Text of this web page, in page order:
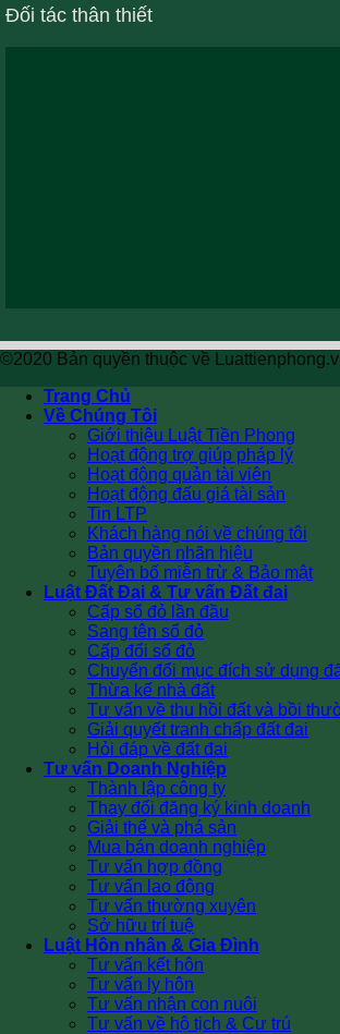
Đối tác thân thiết
©2020 Bản quyền thuộc về
Trang Chủ
Về Chúng Tôi
Giới thiệu Luật Tiền Phong
Hoạt động trợ giúp pháp lý
Hoạt động quản tài viên
Hoạt động đấu giá tài sản
Tin LTP
Khách hàng nói về chúng tôi
Bản quyền nhãn hiệu
Tuyên bố miễn trừ & Bảo mật
Luật Đất Đai & Tư vấn Đất đai
Cấp sổ đỏ lần đầu
Sang tên sổ đỏ
Cấp đổi sổ đỏ
Chuyển đổi mục đích sử dụng
Thừa kế nhà đất
Tư vấn về thu hồi đất và bồi
Giải quyết tranh chấp đất đai
Hỏi đáp về đất đai
Tư vấn Doanh Nghiệp
Thành lập công ty
Thay đổi đăng ký kinh doanh
Giải thể và phá sản
Mua bán doanh nghiệp
Tư vấn hợp đồng
Tư vấn lao động
Tư vấn thường xuyên
Sở hữu trí tuệ
Luật Hôn nhân & Gia Đình
Tư vấn kết hôn
Tư vấn ly hôn
Tư vấn nhận con nuôi
Tư vấn về hộ tịch & Cư trú